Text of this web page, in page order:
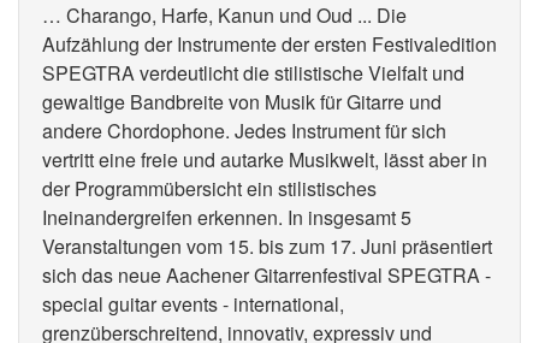
… Charango, Harfe, Kanun und Oud ... Die
Aufzählung der Instrumente der ersten Festivaledition
SPEGTRA verdeutlicht die stilistische Vielfalt und
gewaltige Bandbreite von Musik für Gitarre und
andere Chordophone. Jedes Instrument für sich
vertritt eine freie und autarke Musikwelt, lässt aber in
der Programmübersicht ein stilistisches
Ineinandergreifen erkennen. In insgesamt 5
Veranstaltungen vom 15. bis zum 17. Juni präsentiert
sich das neue Aachener Gitarrenfestival SPEGTRA -
special guitar events - international,
grenzüberschreitend, innovativ, expressiv und